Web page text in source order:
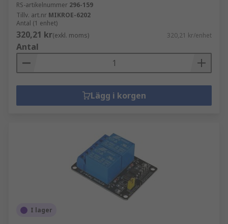
RS-artikelnummer 296-159
Tillv. art.nr MIKROE-6202
Antal (1 enhet)
320,21 kr(exkl. moms) 320,21 kr/enhet
Antal
Lägg i korgen
I lager